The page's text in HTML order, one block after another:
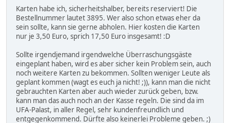
Karten habe ich, sicherheitshalber, bereits reserviert! Die
Bestellnummer lautet 3895. Wer also schon etwas eher da
sein sollte, kann sie gerne abholen. Hier kosten die Karten
nur je 3,50 Euro, sprich 17,50 Euro insgesamt! :D
Sollte irgendjemand irgendwelche Überraschungsgäste
eingeplant haben, wird es aber sicher kein Problem sein, auch
noch weitere Karten zu bekommen. Sollten weniger Leute als
geplant kommen (wagt es euch ja nicht! ;)), kann man die nicht
gebrauchten Karten aber auch wieder zurück geben, bzw.
kann man das auch noch an der Kasse regeln. Die sind da im
UFA-Palast, in aller Regel, sehr kundenfreundlich und
entgegenkommend. Dürfte also keinerlei Probleme geben. ;)